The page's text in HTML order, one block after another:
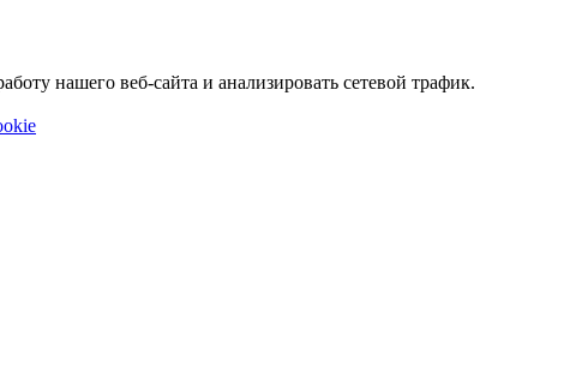
нашего веб-сайта и анализировать сетевой трафик.